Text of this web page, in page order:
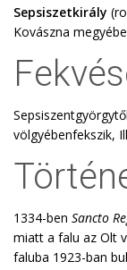
Sepsiszetkirály
Kovászna
völgyébenfekszik,
1334-ben Sancto
miatt a falu az Olt
faluba 1923-ban